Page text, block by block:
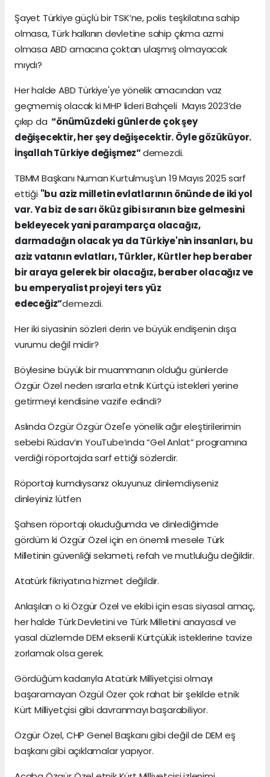
Şayet Türkiye güçlü bir TSK’ne, polis teşkilatına sahip
olmasa, Türk halkının devletine sahip çıkma azmi
olmasa ABD amacına çoktan ulaşmış olmayacak
mıydı?
Her halde ABD Türkiye'ye yönelik amacından vaz
geçmemiş olacak ki MHP lideri Bahçeli Mayıs 2023’de
çıkıp da “önümüzdeki günlerde çok şey
değişecektir, her şey değişecektir. Öyle gözüküyor.
İnşallah Türkiye değişmez”demezdi.
TBMM Başkanı Numan Kurtulmuş’un 19 Mayıs 2025 sarf
ettiği "bu aziz milletin evlatlarının önünde de iki yol
var. Ya biz de sarı öküz gibi sıranın bize gelmesini
bekleyecek yani paramparça olacağız,
darmadağın olacak ya da Türkiye'nin insanları, bu
aziz vatanın evlatları, Türkler, Kürtler hep beraber
bir araya gelerek bir olacağız, beraber olacağız ve
bu emperyalist projeyi ters yüz
edeceğiz”demezdi.
Her iki siyasinin sözleri derin ve büyük endişenin dışa
vurumu değil midir?
Böylesine büyük bir muammanın olduğu günlerde
Özgür Özel neden ısrarla etnik Kürtçü istekleri yerine
getirmeyi kendisine vazife edindi?
Aslında Özgür Özgür Özel'e yönelik ağır eleştirilerimin
sebebi Rüdav’ın YouTube’ında “Gel Anlat” programına
verdiği röportajda sarf ettiği sözlerdir.
Röportajı kumdıysanız okuyunuz dinlemdiyseniz
dinleyiniz lütfen
Şahsen röportajı okuduğumda ve dinlediğimde
gördüm ki Özgür Özel için en önemli mesele Türk
Milletinin güvenliği selameti, refah ve mutluluğu değildir.
Atatürk fikriyatına hizmet değildir.
Anlaşılan o ki Özgür Özel ve ekibi için esas siyasal amaç,
her halde Türk Devletini ve Türk Milletini anayasal ve
yasal düzlemde DEM eksenli Kürtçülük isteklerine tavize
zorlamak olsa gerek.
Gördüğüm kadarıyla Atatürk Milliyetçisi olmayı
başaramayan Özgül Özer çok rahat bir şekilde etnik
Kürt Milliyetçisi gibi davranmayı başarabiliyor.
Özgür Özel, CHP Genel Başkanı gibi değil de DEM eş
başkanı gibi açıklamalar yapıyor.